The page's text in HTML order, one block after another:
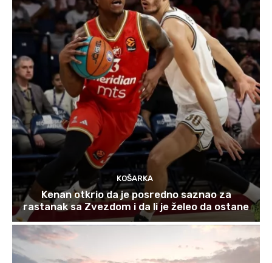
KOŠARKA
Kenan otkrio da je posredno saznao za
rastanak sa Zvezdom i da li je želeo da ostane